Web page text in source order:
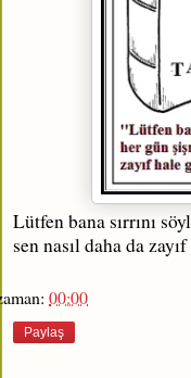
Lütfen bana sırrını
sen nasıl daha da
00:00
Paylaş